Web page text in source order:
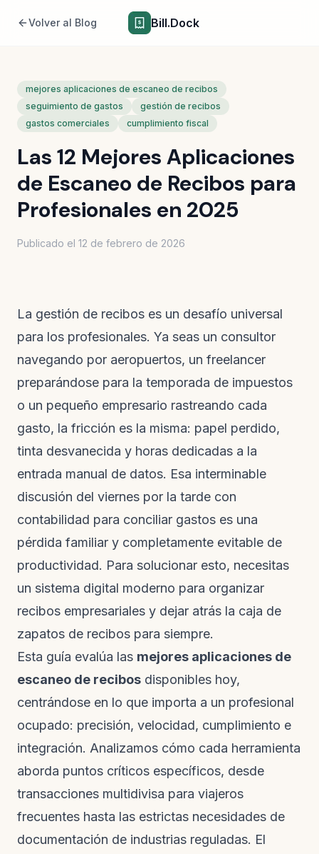
Volver al Blog Bill.Dock
mejores aplicaciones de escaneo de recibos
seguimiento de gastos
gestión de recibos
gastos comerciales
cumplimiento fiscal
Las 12 Mejores Aplicaciones
de Escaneo de Recibos para
Profesionales en 2025
Publicado el 12 de febrero de 2026
La gestión de recibos es un desafío universal
para los profesionales. Ya seas un consultor
navegando por aeropuertos, un freelancer
preparándose para la temporada de impuestos
o un pequeño empresario rastreando cada
gasto, la fricción es la misma: papel perdido,
tinta desvanecida y horas dedicadas a la
entrada manual de datos. Esa interminable
discusión del viernes por la tarde con
contabilidad para conciliar gastos es una
pérdida familiar y completamente evitable de
productividad. Para solucionar esto, necesitas
un sistema digital moderno para organizar
recibos empresariales y dejar atrás la caja de
zapatos de recibos para siempre.
Esta guía evalúa las mejores aplicaciones de
escaneo de recibos disponibles hoy,
centrándose en lo que importa a un profesional
ocupado: precisión, velocidad, cumplimiento e
integración. Analizamos cómo cada herramienta
aborda puntos críticos específicos, desde
transacciones multidivisa para viajeros
frecuentes hasta las estrictas necesidades de
documentación de industrias reguladas. El